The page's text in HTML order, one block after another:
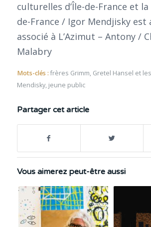
culturelles d’Île-de-France et la
de-France / Igor Mendjisky est
associé à L’Azimut – Antony /
Malabry
Mots-clés : frères Grimm, Gretel Hansel et
Mendisky, jeune public
Partager cet article
Vous aimerez peut-être aussi